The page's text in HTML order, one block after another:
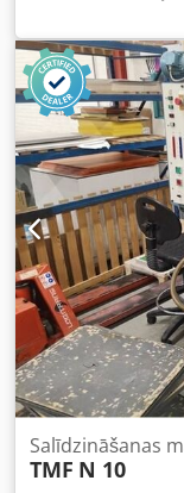
manuālā iekārta
(skavošana/
Dcsdpfxezrxfgj
Salīdzināšanas
TMF N 10